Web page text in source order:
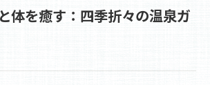
体を癒す：四季折々の温泉ガ